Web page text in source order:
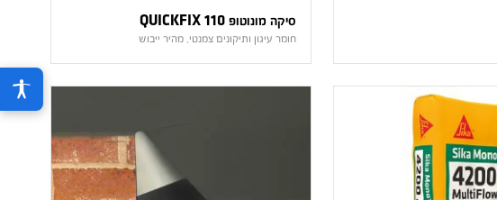
סיקה מונוטופ 110 QUICKFIX
חומר עיגון ותיקונים צמנטי, מהיר ייבוש